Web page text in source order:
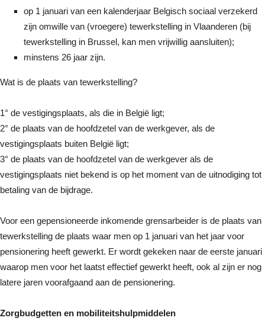
op 1 januari van een kalenderjaar Belgisch sociaal verzekerd
zijn omwille van (vroegere) tewerkstelling in Vlaanderen (bij
tewerkstelling in Brussel, kan men vrijwillig aansluiten);
minstens 26 jaar zijn.
Wat is de plaats van tewerkstelling?
1° de vestigingsplaats, als die in België ligt;
2° de plaats van de hoofdzetel van de werkgever, als de
vestigingsplaats buiten België ligt;
3° de plaats van de hoofdzetel van de werkgever als de
vestigingsplaats niet bekend is op het moment van de uitnodiging tot
betaling van de bijdrage.
Voor een gepensioneerde inkomende grensarbeider is de plaats van
tewerkstelling de plaats waar men op 1 januari van het jaar voor
pensionering heeft gewerkt. Er wordt gekeken naar de eerste januari
waarop men voor het laatst effectief gewerkt heeft, ook al zijn er nog
latere jaren voorafgaand aan de pensionering.
Zorgbudgetten en mobiliteitshulpmiddelen